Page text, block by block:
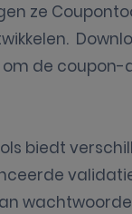
ze
de coupon-
biedt